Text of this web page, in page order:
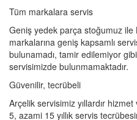
Tüm markalara servis
Geniş yedek parça stoğumuz
markalarına geniş kapsamlı
bulunamadı, tamir edilemiyor
servisimizde bulunmamaktadır.
Güvenilir, tecrübeli
Arçelik servisimiz yıllardır
5, azami 15 yıllık servis